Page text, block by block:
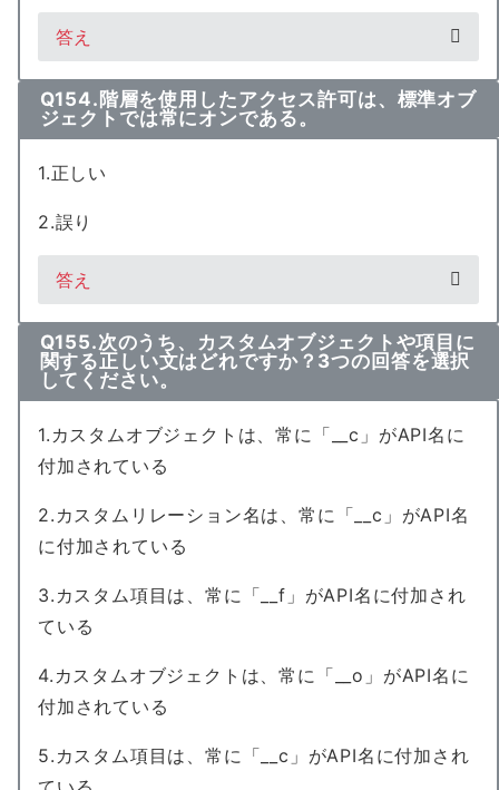
答え
Q154.階層を使用したアクセス許可は、標準オブ
ジェクトでは常にオンである。
1.正しい
2.誤り
答え
Q155.次のうち、カスタムオブジェクトや項目に
関する正しい文はどれですか？3つの回答を選択
してください。
1.カスタムオブジェクトは、常に「__c」がAPI名に
付加されている
2.カスタムリレーション名は、常に「__c」がAPI名
に付加されている
3.カスタム項目は、常に「__f」がAPI名に付加され
ている
4.カスタムオブジェクトは、常に「__o」がAPI名に
付加されている
5.カスタム項目は、常に「__c」がAPI名に付加され